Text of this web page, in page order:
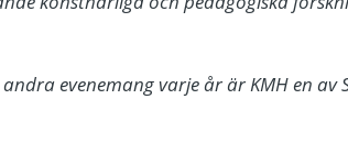
evenemang varje år är KMH en av